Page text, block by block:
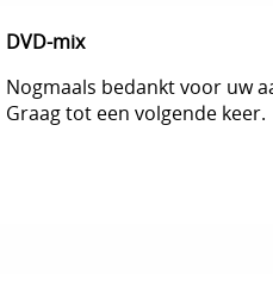
DVD-mix
Nogmaals bedankt voor uw
Graag tot een volgende keer.